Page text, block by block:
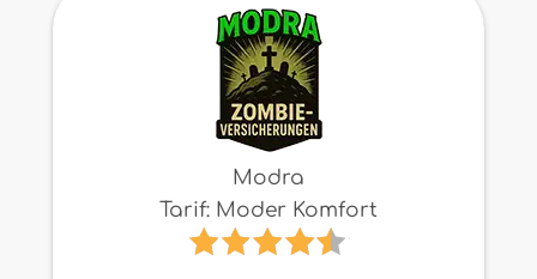
Modra
Tarif: Moder Komfort